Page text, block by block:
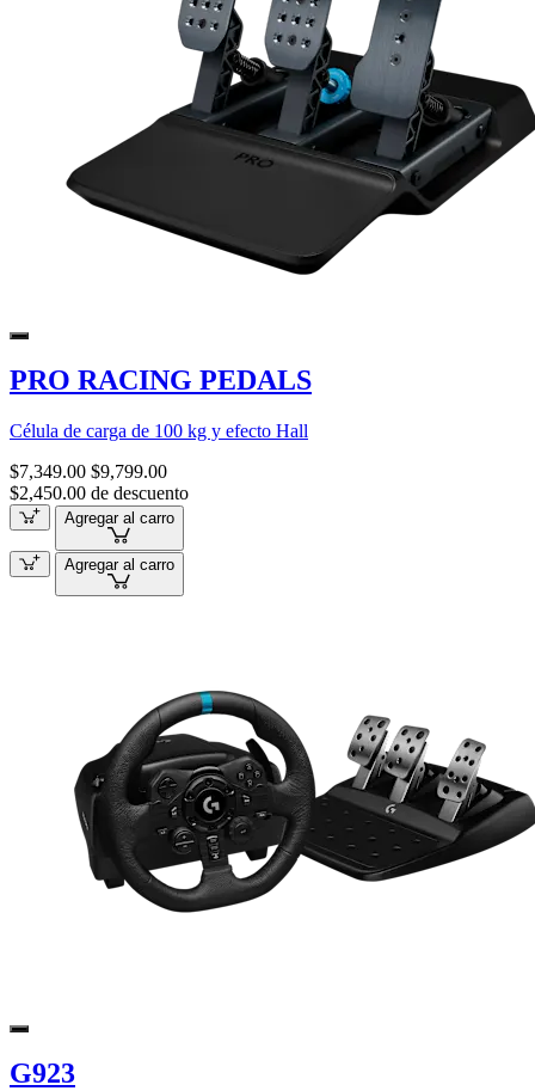
PRO RACING PEDALS
Célula de carga de 100 kg y efecto Hall
$7,349.00 $9,799.00
$2,450.00 de descuento
Agregar al carro
Agregar al carro
G923